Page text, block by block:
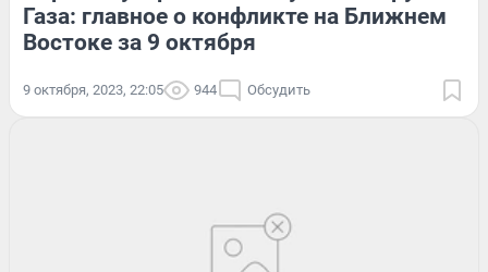
Газа: главное о конфликте на Ближнем
Востоке за 9 октября
9 октября, 2023, 22:05 944 Обсудить